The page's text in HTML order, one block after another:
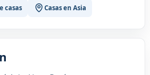
casas Casas en Asia